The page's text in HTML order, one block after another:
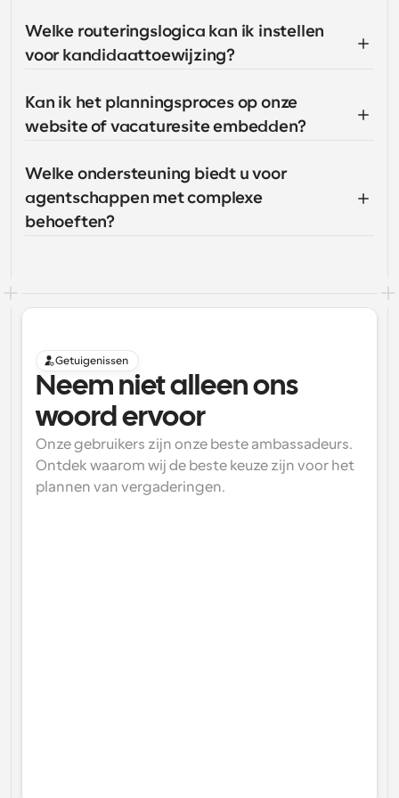
Welke routeringslogica kan ik instellen
voor kandidaattoewijzing?
Kan ik het planningsproces op onze
website of vacaturesite embedden?
Welke ondersteuning biedt u voor
agentschappen met complexe
behoeften?
Getuigenissen
Neem niet alleen ons
woord ervoor
Onze gebruikers zijn onze beste ambassadeurs.
Ontdek waarom wij de beste keuze zijn voor het
plannen van vergaderingen.